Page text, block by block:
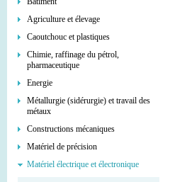
Agriculture et élevage
Caoutchouc et plastiques
Chimie, raffinage du pétrol,
pharmaceutique
Energie
Métallurgie (sidérurgie) et travail des
métaux
Constructions mécaniques
Matériel de précision
Matériel électrique et électronique